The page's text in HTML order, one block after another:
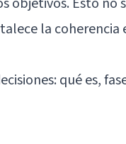
la coherencia
qué es,